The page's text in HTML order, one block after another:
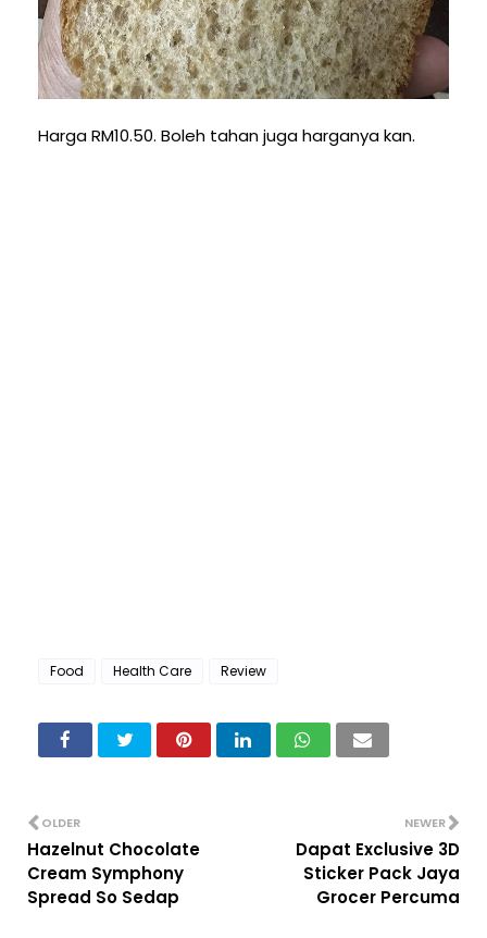
Harga RM10.50. Boleh tahan juga harganya kan.
Food Health Care Review
NEWER
Dapat Exclusive 3D
Sticker Pack Jaya
Grocer Percuma
OLDER
Hazelnut Chocolate
Cream Symphony
Spread So Sedap